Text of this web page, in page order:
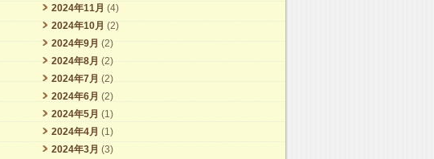
2024年11月 (4)
2024年10月 (2)
2024年9月 (2)
2024年8月 (2)
2024年7月 (2)
2024年6月 (2)
2024年5月 (1)
2024年4月 (1)
2024年3月 (3)